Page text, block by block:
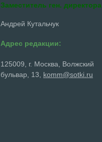
Заместитель ген. директора
Андрей Кутальчук
Адрес редакции:
125009, г. Москва, Волжский
бульвар, 13, komm@sotki.ru